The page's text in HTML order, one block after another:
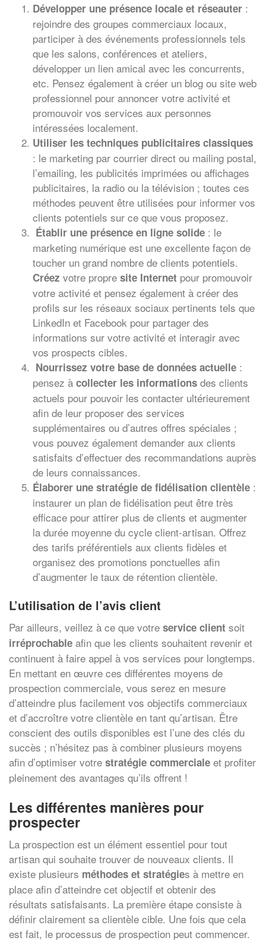
Développer une présence locale et réseauter :
rejoindre des groupes commerciaux locaux,
participer à des événements professionnels tels
que les salons, conférences et ateliers,
développer un lien amical avec les concurrents,
etc. Pensez également à créer un blog ou site web
professionnel pour annoncer votre activité et
promouvoir vos services aux personnes
intéressées localement.
Utiliser les techniques publicitaires classiques
: le marketing par courrier direct ou mailing postal,
l’emailing, les publicités imprimées ou affichages
publicitaires, la radio ou la télévision ; toutes ces
méthodes peuvent être utilisées pour informer vos
clients potentiels sur ce que vous proposez.
Établir une présence en ligne solide : le
marketing numérique est une excellente façon de
toucher un grand nombre de clients potentiels.
Créez votre propre site Internet pour promouvoir
votre activité et pensez également à créer des
profils sur les réseaux sociaux pertinents tels que
LinkedIn et Facebook pour partager des
informations sur votre activité et interagir avec
vos prospects cibles.
Nourrissez votre base de données actuelle :
pensez à collecter les informations des clients
actuels pour pouvoir les contacter ultérieurement
afin de leur proposer des services
supplémentaires ou d’autres offres spéciales ;
vous pouvez également demander aux clients
satisfaits d’effectuer des recommandations auprès
de leurs connaissances.
Élaborer une stratégie de fidélisation clientèle :
instaurer un plan de fidélisation peut être très
efficace pour attirer plus de clients et augmenter
la durée moyenne du cycle client-artisan. Offrez
des tarifs préférentiels aux clients fidèles et
organisez des promotions ponctuelles afin
d’augmenter le taux de rétention clientèle.
L’utilisation de l’avis client
Par ailleurs, veillez à ce que votre service client soit
irréprochable afin que les clients souhaitent revenir et
continuent à faire appel à vos services pour longtemps.
En mettant en œuvre ces différentes moyens de
prospection commerciale, vous serez en mesure
d’atteindre plus facilement vos objectifs commerciaux
et d’accroître votre clientèle en tant qu’artisan. Être
conscient des outils disponibles est l’une des clés du
succès ; n’hésitez pas à combiner plusieurs moyens
afin d’optimiser votre stratégie commerciale et profiter
pleinement des avantages qu’ils offrent !
Les différentes manières pour
prospecter
La prospection est un élément essentiel pour tout
artisan qui souhaite trouver de nouveaux clients. Il
existe plusieurs méthodes et stratégies à mettre en
place afin d’atteindre cet objectif et obtenir des
résultats satisfaisants. La première étape consiste à
définir clairement sa clientèle cible. Une fois que cela
est fait, le processus de prospection peut commencer.